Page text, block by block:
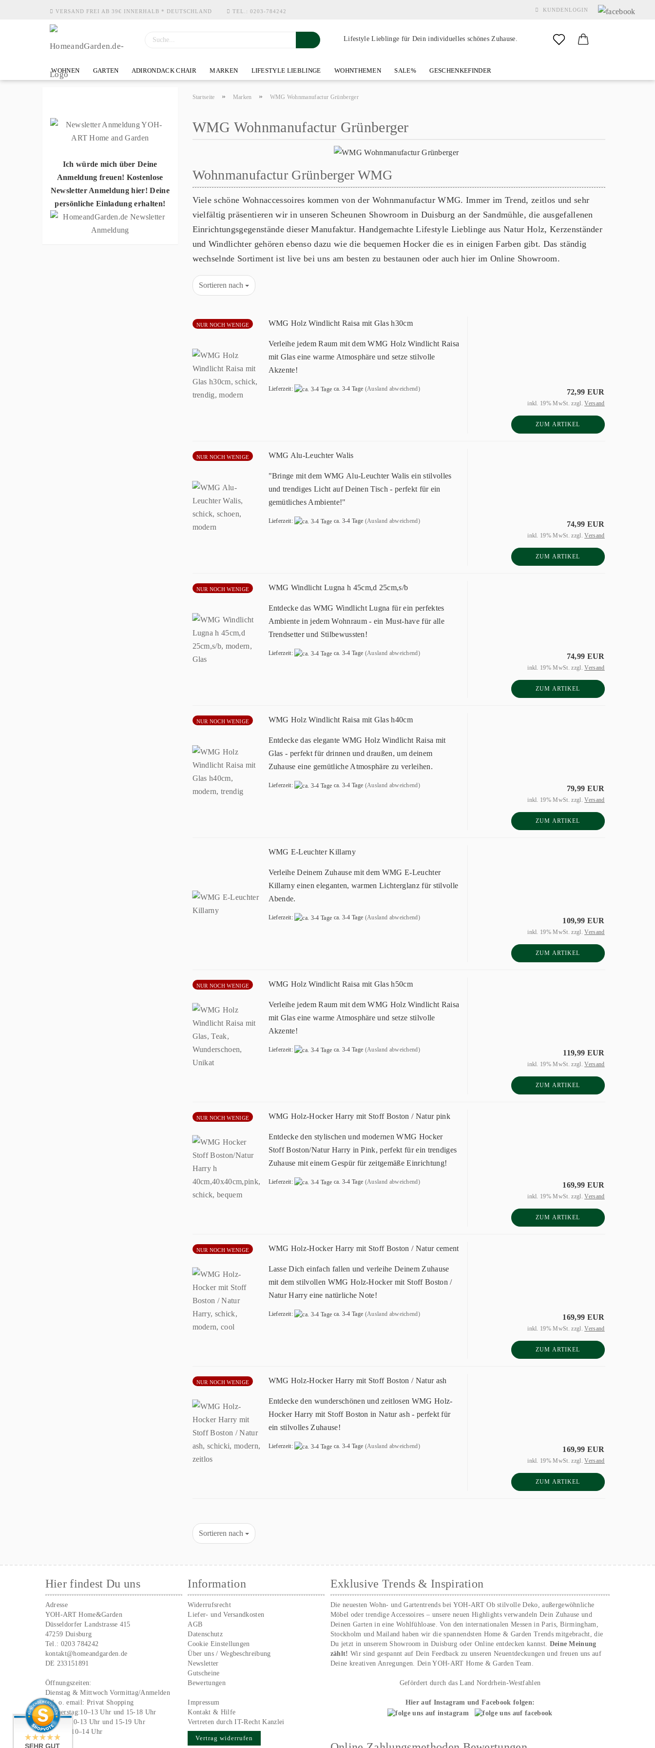
KUNDENLOGIN
Konto erstellen
VERSAND FREI AB 39€ INNERHALB * DEUTSCHLAND TEL.: 0203-784242
Lifestyle Lieblinge für Dein individuelles schönes Zuhause.
WOHNEN GARTEN ADIRONDACK CHAIR MARKEN LIFESTYLE LIEBLINGE WOHNTHEMEN SALE% GESCHENKEFINDER
Startseite » Marken » WMG Wohnmanufactur Grünberger
WMG Wohnmanufactur Grünberger
Wohnmanufactur Grünberger WMG
Viele schöne Wohnaccessoires kommen von der Wohnmanufactur WMG. Immer im Trend, zeitlos und sehr
vielfältig präsentieren wir in unseren Scheunen Showroom in Duisburg an der Sandmühle, die ausgefallenen
Einrichtungsgegenstände dieser Manufaktur. Handgemachte Lifestyle Lieblinge aus Natur Holz, Kerzenständer
und Windlichter gehören ebenso dazu wie die bequemen Hocker die es in einigen Farben gibt. Das ständig
wechselnde Sortiment ist live bei uns am besten zu bestaunen oder auch hier im Online Showroom.
Sortieren nach
NUR NOCH WENIGE WMG Holz Windlicht Raisa mit Glas h30cm
Verleihe jedem Raum mit dem WMG Holz Windlicht Raisa
mit Glas eine warme Atmosphäre und setze stilvolle
Akzente!
Lieferzeit: ca. 3-4 Tage (Ausland abweichend) 72,99 EUR
inkl. 19% MwSt. zzgl.Versand
ZUM ARTIKEL
NUR NOCH WENIGE WMG Alu-Leuchter Walis
"Bringe mit dem WMG Alu-Leuchter Walis ein stilvolles
und trendiges Licht auf Deinen Tisch - perfekt für ein
gemütliches Ambiente!"
Lieferzeit: ca. 3-4 Tage (Ausland abweichend) 74,99 EUR
inkl. 19% MwSt. zzgl.Versand
ZUM ARTIKEL
NUR NOCH WENIGE WMG Windlicht Lugna h 45cm,d 25cm,s/b
Entdecke das WMG Windlicht Lugna für ein perfektes
Ambiente in jedem Wohnraum - ein Must-have für alle
Trendsetter und Stilbewussten!
Lieferzeit: ca. 3-4 Tage (Ausland abweichend) 74,99 EUR
inkl. 19% MwSt. zzgl.Versand
ZUM ARTIKEL
NUR NOCH WENIGE WMG Holz Windlicht Raisa mit Glas h40cm
Entdecke das elegante WMG Holz Windlicht Raisa mit
Glas - perfekt für drinnen und draußen, um deinem
Zuhause eine gemütliche Atmosphäre zu verleihen.
Lieferzeit: ca. 3-4 Tage (Ausland abweichend) 79,99 EUR
inkl. 19% MwSt. zzgl.Versand
ZUM ARTIKEL
WMG E-Leuchter Killarny
Verleihe Deinem Zuhause mit dem WMG E-Leuchter
Killarny einen eleganten, warmen Lichterglanz für stilvolle
Abende.
Lieferzeit: ca. 3-4 Tage (Ausland abweichend) 109,99 EUR
inkl. 19% MwSt. zzgl.Versand
ZUM ARTIKEL
NUR NOCH WENIGE WMG Holz Windlicht Raisa mit Glas h50cm
Verleihe jedem Raum mit dem WMG Holz Windlicht Raisa
mit Glas eine warme Atmosphäre und setze stilvolle
Akzente!
Lieferzeit: ca. 3-4 Tage (Ausland abweichend) 119,99 EUR
inkl. 19% MwSt. zzgl.Versand
ZUM ARTIKEL
NUR NOCH WENIGE WMG Holz-Hocker Harry mit Stoff Boston / Natur pink
Entdecke den stylischen und modernen WMG Hocker
Stoff Boston/Natur Harry in Pink, perfekt für ein trendiges
Zuhause mit einem Gespür für zeitgemäße Einrichtung!
Lieferzeit: ca. 3-4 Tage (Ausland abweichend) 169,99 EUR
inkl. 19% MwSt. zzgl.Versand
ZUM ARTIKEL
NUR NOCH WENIGE WMG Holz-Hocker Harry mit Stoff Boston / Natur cement
Lasse Dich einfach fallen und verleihe Deinem Zuhause
mit dem stilvollen WMG Holz-Hocker mit Stoff Boston /
Natur Harry eine natürliche Note!
Lieferzeit: ca. 3-4 Tage (Ausland abweichend) 169,99 EUR
inkl. 19% MwSt. zzgl.Versand
ZUM ARTIKEL
NUR NOCH WENIGE WMG Holz-Hocker Harry mit Stoff Boston / Natur ash
Entdecke den wunderschönen und zeitlosen WMG Holz-
Hocker Harry mit Stoff Boston in Natur ash - perfekt für
ein stilvolles Zuhause!
Lieferzeit: ca. 3-4 Tage (Ausland abweichend) 169,99 EUR
inkl. 19% MwSt. zzgl.Versand
ZUM ARTIKEL
Sortieren nach
Ich würde mich über Deine
Anmeldung freuen! Kostenlose
Newsletter Anmeldung hier! Deine
persönliche Einladung erhalten!
Hier findest Du uns
Adresse
YOH-ART Home&Garden
Düsseldorfer Landstrasse 415
47259 Duisburg
Tel.: 0203 784242
kontakt@homeandgarden.de
DE 233151891
Öffnungszeiten:
Dienstag & Mittwoch Vormittag/Anmelden
Tel. o. email: Privat Shopping
Donnerstag:10–13 Uhr und 15-18 Uhr
Freitag: 10-13 Uhr und 15-19 Uhr
Samstag 10–14 Uhr
Information
Widerrufsrecht
Liefer- und Versandkosten
AGB
Datenschutz
Cookie Einstellungen
Über uns / Wegbeschreibung
Newsletter
Gutscheine
Bewertungen
Impressum
Kontakt & Hilfe
Vertreten durch IT-Recht Kanzlei
Vertrag widerrufen
Exklusive Trends & Inspiration
Die neuesten Wohn- und Gartentrends bei YOH‑ART Ob stilvolle Deko, außergewöhnliche
Möbel oder trendige Accessoires – unsere neuen Highlights verwandeln Dein Zuhause und
Deinen Garten in eine Wohlfühloase. Von den internationalen Messen in Paris, Birmingham,
Stockholm und Mailand haben wir die spannendsten Home & Garden Trends mitgebracht, die
Du jetzt in unserem Showroom in Duisburg oder Online entdecken kannst. Deine Meinung
zählt!Wir sind gespannt auf Dein Feedback zu unseren Neuentdeckungen und freuen uns auf
Deine kreativen Anregungen. Dein YOH‑ART Home & Garden Team.
Gefördert durch das Land Nordrhein-Westfahlen
Hier auf Instagram und Facebook folgen:
SEHR GUT